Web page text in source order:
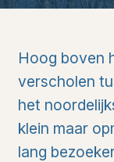
Hoog boven
verscholen
het
klein maar
lang